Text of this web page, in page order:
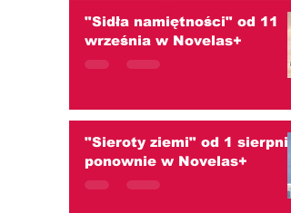
"Sidła namiętności" od 11
września w Novelas+
"Sieroty ziemi" od 1 sierpnia
ponownie w Novelas+